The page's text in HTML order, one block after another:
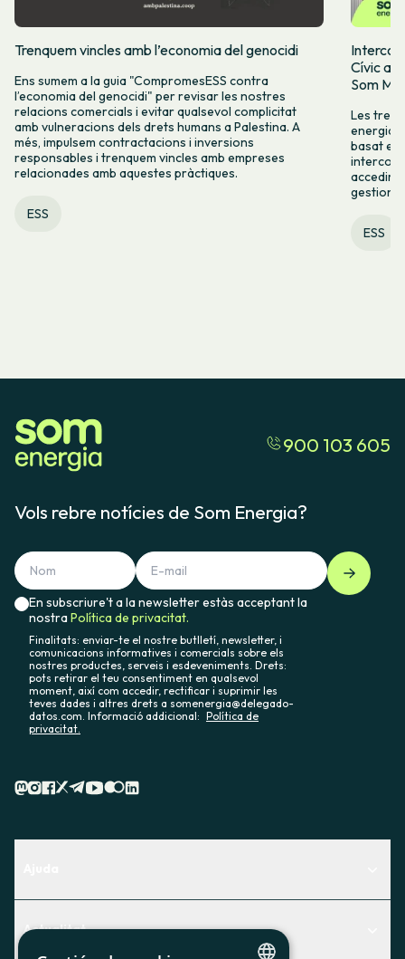
Trenquem vincles amb l’economia del genocidi
Ens sumem a la guia "CompromesESS contra
l’economia del genocidi" per revisar les nostres
relacions comercials i evitar qualsevol complicitat
amb vulneracions dels drets humans a Palestina. A
més, impulsem contractacions i inversions
responsables i trenquem vincles amb empreses
relacionades amb aquestes pràctiques.
ESS
Cívic
Som
Les tres
energia,
basat en
accedir
ESS
900 103 605
Vols rebre notícies de Som Energia?
En subscriure't a la newsletter estàs acceptant la
nostraPolítica de privacitat.
Finalitats: enviar-te el nostre butlletí, newsletter, i
comunicacions informatives i comercials sobre els
nostres productes, serveis i esdeveniments. Drets:
pots retirar el teu consentiment en qualsevol
moment, així com accedir, rectificar i suprimir les
teves dades i altres drets a somenergia@delegado-
datos.com. Informació addicional: Política de
privacitat.
Descobreix quin servei t'encaixa millor
Actualitat